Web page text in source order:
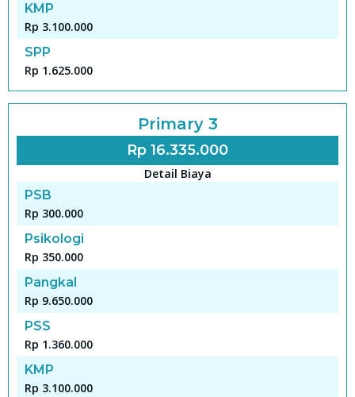
KMP
Rp 3.100.000
SPP
Rp 1.625.000
Primary 3
Rp 16.335.000
Detail Biaya
PSB
Rp 300.000
Psikologi
Rp 350.000
Pangkal
Rp 9.650.000
PSS
Rp 1.360.000
KMP
Rp 3.100.000